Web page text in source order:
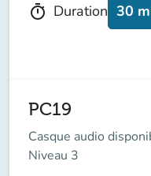
timer Duration 30
PC19
Casque audio
Niveau 3